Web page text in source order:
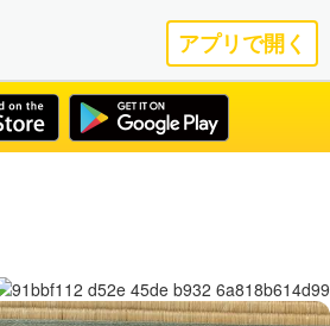
アプリで開く